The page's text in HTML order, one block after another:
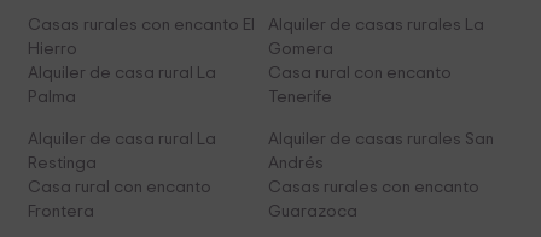
Casas rurales con encanto El
Hierro
Alquiler de casas rurales La
Gomera
Alquiler de casa rural La
Palma
Casa rural con encanto
Tenerife
Alquiler de casa rural La
Restinga
Alquiler de casas rurales San
Andrés
Casa rural con encanto
Frontera
Casas rurales con encanto
Guarazoca